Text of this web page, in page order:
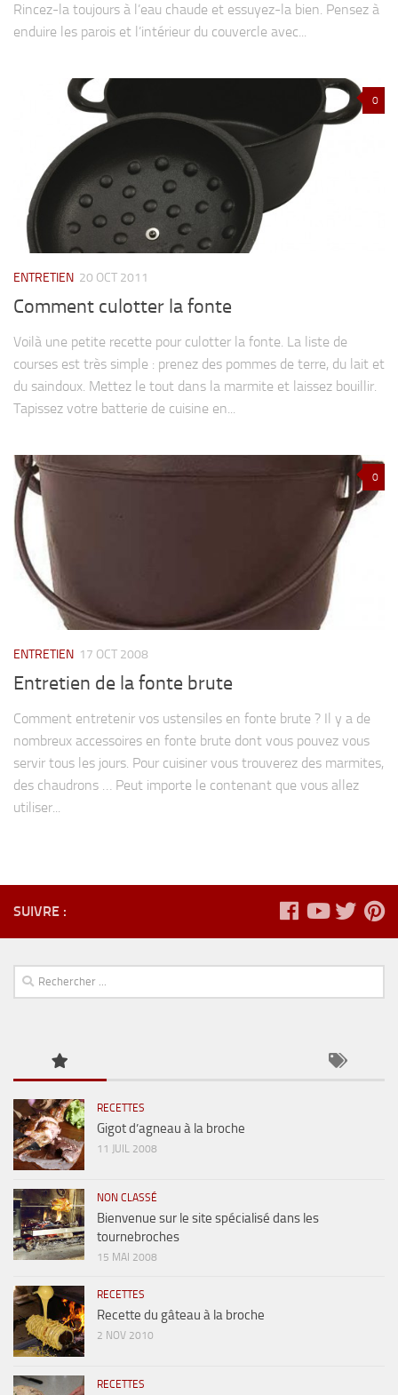
Rincez-la toujours à l’eau chaude et essuyez-la bien. Pensez à
enduire les parois et l’intérieur du couvercle avec...
0
ENTRETIEN 20 OCT 2011
Comment culotter la fonte
Voilà une petite recette pour culotter la fonte. La liste de
courses est très simple : prenez des pommes de terre, du lait et
du saindoux. Mettez le tout dans la marmite et laissez bouillir.
Tapissez votre batterie de cuisine en...
0
ENTRETIEN 17 OCT 2008
Entretien de la fonte brute
Comment entretenir vos ustensiles en fonte brute ? Il y a de
nombreux accessoires en fonte brute dont vous pouvez vous
servir tous les jours. Pour cuisiner vous trouverez des marmites,
des chaudrons … Peut importe le contenant que vous allez
utiliser...
SUIVRE :
RECETTES
Gigot d’agneau à la broche
11 JUIL 2008
NON CLASSÉ
Bienvenue sur le site spécialisé dans les
tournebroches
15 MAI 2008
RECETTES
Recette du gâteau à la broche
2 NOV 2010
RECETTES